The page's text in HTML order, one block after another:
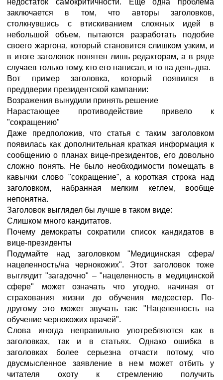
недостаток самокритичности. Еще одна проблема
заключается в том, что авторы заголовков,
столкнувшись с втискиванием сложных идей в
небольшой объем, пытаются разработать подобие
своего жаргона, который становится слишком узким, и
в итоге заголовок понятен лишь редакторам, а в ряде
случаев только тому, кто его написал, и то на день-два.
Вот пример заголовка, который появился в
преддверии президентской кампании:
Возражения вынудили принять решение
Нарастающее противодействие привело к
"сокращению"
Даже предположив, что статья с таким заголовком
появилась как дополнительная краткая информация к
сообщению о планах вице-президентов, его довольно
сложно понять. Не было необходимости помещать в
кавычки слово "сокращение", а короткая строка над
заголовком, набранная мелким кеглем, вообще
непонятна.
Заголовок выглядел бы лучше в таком виде:
Слишком много кандитатов.
Почему демократы сократили список кандидатов в
вице-президенты
Подумайте над заголовком "Медицинская сфера/
нацеленность/на чернокожих". Этот заголовок тоже
выглядит "загадочно" – "нацеленность в медицинской
сфере" может означать что угодно, начиная от
страхования жизни до обучения медсестер. По-
другому это может звучать так: "Нацеленность на
обучение чернокожих врачей".
Слова иногда неправильно употребляются как в
заголовках, так и в статьях. Однако ошибка в
заголовках более серьезна отчасти потому, что
двусмысленное заявление в нем может отбить у
читателя охоту к стремлению получить